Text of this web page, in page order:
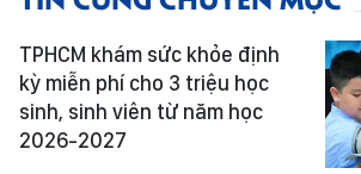
TPHCM khám sức khỏe định
kỳ miễn phí cho 3 triệu học
sinh, sinh viên từ năm học
2026-2027